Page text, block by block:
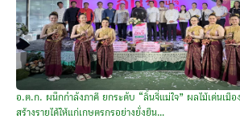
อ.ต.ก. ผนึกกำลังภาคี ยกระดับ “ลิ้นจี่แม่ใจ” ผลไม้เด่นเมือ
สร้างรายได้ให้แก่เกษตรกรอย่างยั่งยืน...